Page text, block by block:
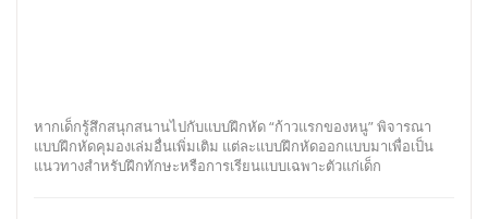
หากเด็กรู้สึกสนุกสนานไปกับแบบฝึกหัด “ก้าวแรกของหนู” พิจารณา
แบบฝึกหัดคุมองเล่มอื่นเพิ่มเติม แต่ละแบบฝึกหัดออกแบบมาเพื่อเป็น
แนวทางสำหรับฝึกทักษะหรือการเรียนแบบเฉพาะตัวแก่เด็ก